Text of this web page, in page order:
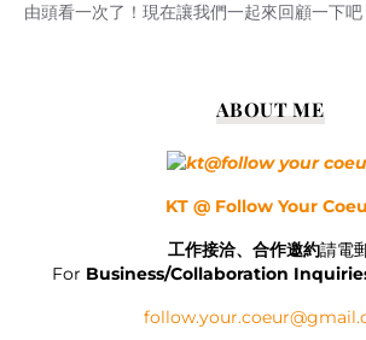
由頭看一次了！現在讓我們一起來回顧一下吧
ABOUT ME
KT @ Follow Your
工作接洽、合作邀約請電
For Business/Collaboration